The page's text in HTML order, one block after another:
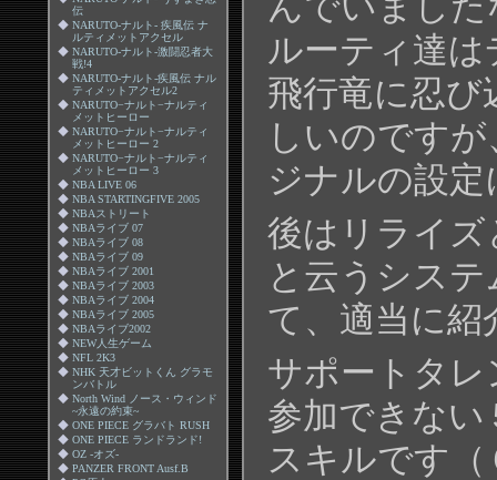
伝
◆ NARUTO-ナルト- 疾風伝 ナ
ルティメットアクセル
◆ NARUTO-ナルト-激闘忍者大
戦!4
◆ NARUTO-ナルト-疾風伝 ナル
ティメットアクセル2
◆ NARUTO−ナルト−ナルティ
メットヒーロー
◆ NARUTO−ナルト−ナルティ
メットヒーロー 2
◆ NARUTO−ナルト−ナルティ
メットヒーロー 3
◆ NBA LIVE 06
◆ NBA STARTINGFIVE 2005
◆ NBAストリート
◆ NBAライブ 07
◆ NBAライブ 08
◆ NBAライブ 09
◆ NBAライブ 2001
◆ NBAライブ 2003
◆ NBAライブ 2004
◆ NBAライブ 2005
◆ NBAライブ2002
◆ NEW人生ゲーム
◆ NFL 2K3
◆ NHK 天才ビットくん グラモ
ンバトル
◆ North Wind ノース・ウィンド
~永遠の約束~
◆ ONE PIECE グラバト RUSH
◆ ONE PIECE ランドランド!
◆ OZ -オズ-
◆ PANZER FRONT Ausf.B
ルーティ達
飛行竜に忍び
しいのです
ジナルの設
後はリライ
と云うシス
て、適当に紹
サポートタ
参加できな
スキルです